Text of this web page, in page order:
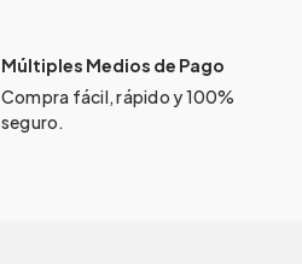
Múltiples Medios de Pago
Compra fácil, rápido y 100%
seguro.